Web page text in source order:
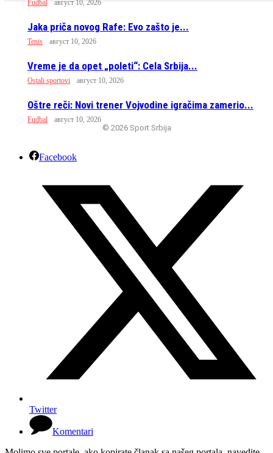
Fudbal август 10, 2026
Jaka priča novog Rafe: Evo zašto je...
Tenis август 10, 2026
Vreme je da opet „poleti“: Cela Srbija...
Ostali sportovi август 10, 2026
Oštre reči: Novi trener Vojvodine igračima zamerio...
Fudbal август 10, 2026
© 2026 Sport Srbija
Facebook
Twitter
Komentari